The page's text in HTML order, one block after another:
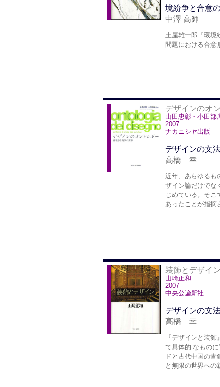
境紛争と合意
中澤 高師
土屋雄一郎『環
問題における合意
デザインのオ
山田忠彰・小田部
2007
ナカニシヤ出版
デザインの文法
高橋 幸
近年、あらゆるも
ザイン論だけでな
じめている。そこ
あったことが指摘
装飾とデザイン
山崎正和
2007
中央公論新社
デザインの文法
高橋 幸
『デザインと装
て具体的 なもの
ドと古代中国の
と無限の世界への